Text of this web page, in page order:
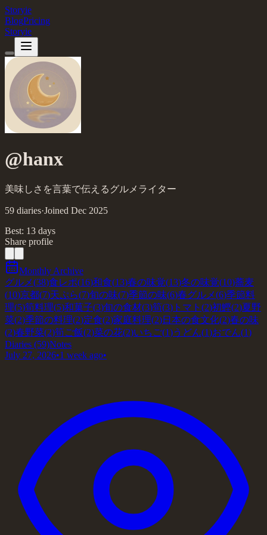
Storyie
BlogPricing
Storyie
@hanx
美味しさを言葉で伝えるグルメライター
59 diaries·Joined Dec 2025
Best: 13 days
Share profile
Monthly Archive
グルメ(38)食レポ(16)和食(13)春の味覚(13)冬の味覚(10)蕎麦
(10)京都(7)天ぷら(7)旬の味(7)季節の味(6)春グルメ(6)季節料
理(5)筍料理(5)和菓子(3)旬の食材(3)筍(3) トマト (2)初鰹(2)夏野
菜(2)季節の料理(2)定食(2)家庭料理(2)日本の食文化(2)春の味
(2)春野菜(2)筍ご飯(2)菜の花(2)いちご(1)うどん(1)おでん(1)
Diaries (59)Notes
July 27, 2026•1 week ago•